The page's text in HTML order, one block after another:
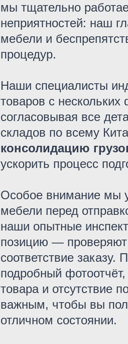
мы тщательно
неприятностей: наш
мебели и
процедур.
Наши специалисты
товаров с
согласовывая все
складов по всему
консолидацию
ускорить процесс
Особое внимание мы
мебели перед
наши опытные
позицию — проверяют
соответствие заказу.
подробный
товара и отсутствие
важным, чтобы вы
отличном состоянии.